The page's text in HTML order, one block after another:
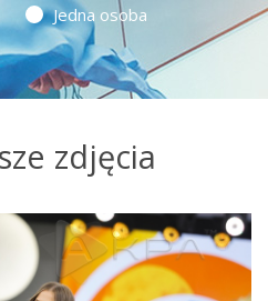
Jedna osoba
zdjęcia